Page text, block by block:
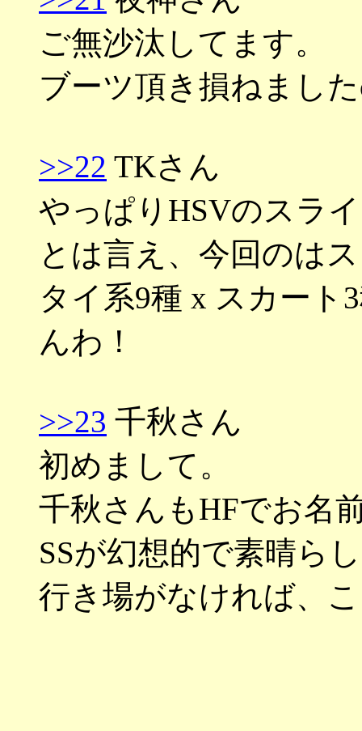
ご無沙汰してます。
ブーツ頂き損ねまし
>>22 TKさん
やっぱりHSVのスラ
とは言え、今回のは
タイ系9種 x スカー
んわ！
>>23 千秋さん
初めまして。
千秋さんもHFでお名
SSが幻想的で素晴ら
行き場がなければ、